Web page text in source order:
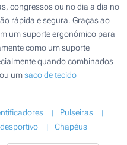
congressos ou no dia a dia no
rápida e segura. Graças ao
um suporte ergonómico para
como um suporte
quando combinados
umsaco de tecido
Pulseiras
Chapéus